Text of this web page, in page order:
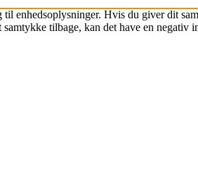
enhedsoplysninger. Hvis du giver dit
tilbage, kan det have en negativ